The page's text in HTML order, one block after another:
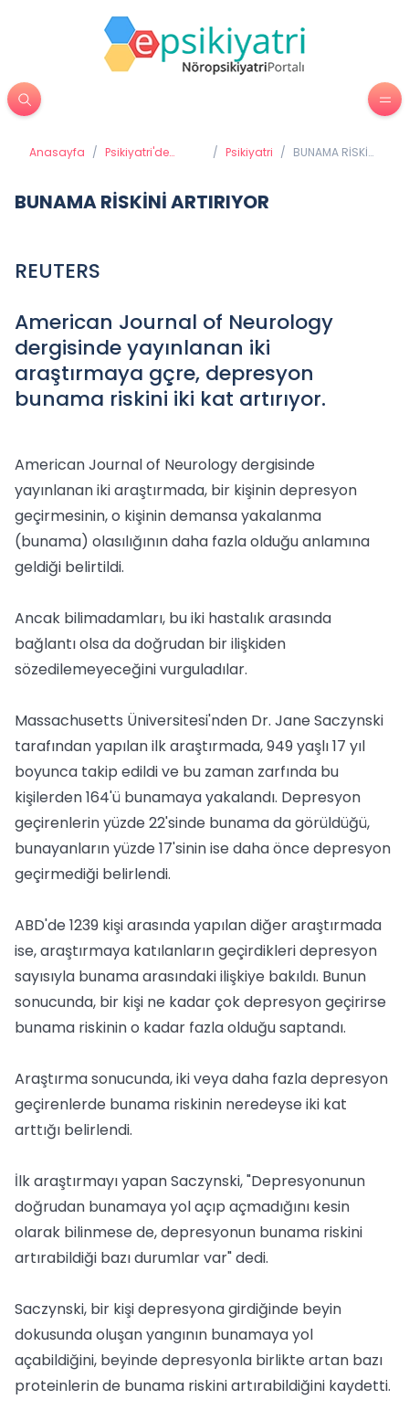
Anasayfa / Psikiyatri'de
/ Psikiyatri / BUNAMA RİSKİNİ
BUNAMA RİSKİNİ ARTIRIYOR
REUTERS
American Journal of Neurology
dergisinde yayınlanan iki
araştırmaya gçre, depresyon
bunama riskini iki kat artırıyor.
American Journal of Neurology dergisinde
yayınlanan iki araştırmada, bir kişinin depresyon
geçirmesinin, o kişinin demansa yakalanma
(bunama) olasılığının daha fazla olduğu anlamına
geldiği belirtildi.
Ancak bilimadamları, bu iki hastalık arasında
bağlantı olsa da doğrudan bir ilişkiden
sözedilemeyeceğini vurguladılar.
Massachusetts Üniversitesi'nden Dr. Jane Saczynski
tarafından yapılan ilk araştırmada, 949 yaşlı 17 yıl
boyunca takip edildi ve bu zaman zarfında bu
kişilerden 164'ü bunamaya yakalandı. Depresyon
geçirenlerin yüzde 22'sinde bunama da görüldüğü,
bunayanların yüzde 17'sinin ise daha önce depresyon
geçirmediği belirlendi.
ABD'de 1239 kişi arasında yapılan diğer araştırmada
ise, araştırmaya katılanların geçirdikleri depresyon
sayısıyla bunama arasındaki ilişkiye bakıldı. Bunun
sonucunda, bir kişi ne kadar çok depresyon geçirirse
bunama riskinin o kadar fazla olduğu saptandı.
Araştırma sonucunda, iki veya daha fazla depresyon
geçirenlerde bunama riskinin neredeyse iki kat
arttığı belirlendi.
İlk araştırmayı yapan Saczynski, "Depresyonunun
doğrudan bunamaya yol açıp açmadığını kesin
olarak bilinmese de, depresyonun bunama riskini
artırabildiği bazı durumlar var" dedi.
Saczynski, bir kişi depresyona girdiğinde beyin
dokusunda oluşan yangının bunamaya yol
açabildiğini, beyinde depresyonla birlikte artan bazı
proteinlerin de bunama riskini artırabildiğini kaydetti.